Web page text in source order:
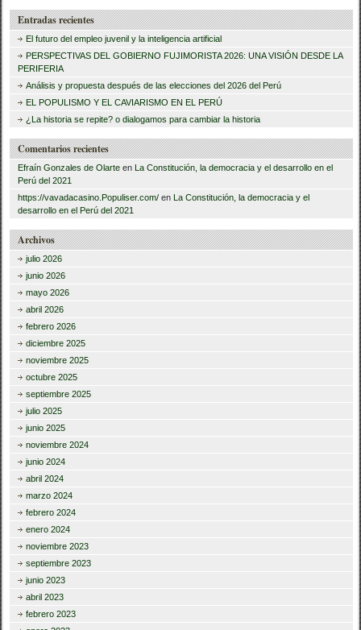
u
s
c
a
:
Entradas recientes
El futuro del empleo juvenil y la inteligencia artificial
PERSPECTIVAS DEL GOBIERNO FUJIMORISTA 2026: UNA VISIÓN DESDE LA
PERIFERIA
Análisis y propuesta después de las elecciones del 2026 del Perú
EL POPULISMO Y EL CAVIARISMO EN EL PERÚ
¿La historia se repite? o dialogamos para cambiar la historia
Comentarios recientes
Efraín Gonzales de Olarte en La Constitución, la democracia y el desarrollo en el
Perú del 2021
https://vavadacasino.Populiser.com/ en La Constitución, la democracia y el
desarrollo en el Perú del 2021
Archivos
julio 2026
junio 2026
mayo 2026
abril 2026
febrero 2026
diciembre 2025
noviembre 2025
octubre 2025
septiembre 2025
julio 2025
junio 2025
noviembre 2024
junio 2024
abril 2024
marzo 2024
febrero 2024
enero 2024
noviembre 2023
septiembre 2023
junio 2023
abril 2023
febrero 2023